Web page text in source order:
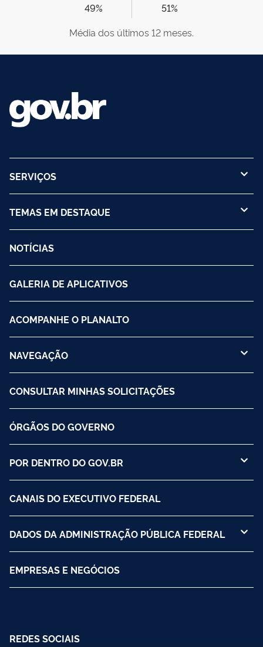
49%
51%
Média dos últimos 12 meses.
SERVIÇOS
TEMAS EM DESTAQUE
NOTÍCIAS
GALERIA DE APLICATIVOS
ACOMPANHE O PLANALTO
NAVEGAÇÃO
CONSULTAR MINHAS SOLICITAÇÕES
ÓRGÃOS DO GOVERNO
POR DENTRO DO GOV.BR
CANAIS DO EXECUTIVO FEDERAL
DADOS DA ADMINISTRAÇÃO PÚBLICA FEDERAL
EMPRESAS E NEGÓCIOS
REDES SOCIAIS